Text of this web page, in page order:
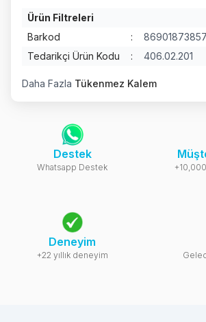
Ürün Filtreleri
Barkod
:
Tedarikçi Ürün Kodu
: 406.02.201
Daha Fazla Tükenmez Kalem
Destek
Whatsapp Destek
Deneyim
+22 yıllık deneyim